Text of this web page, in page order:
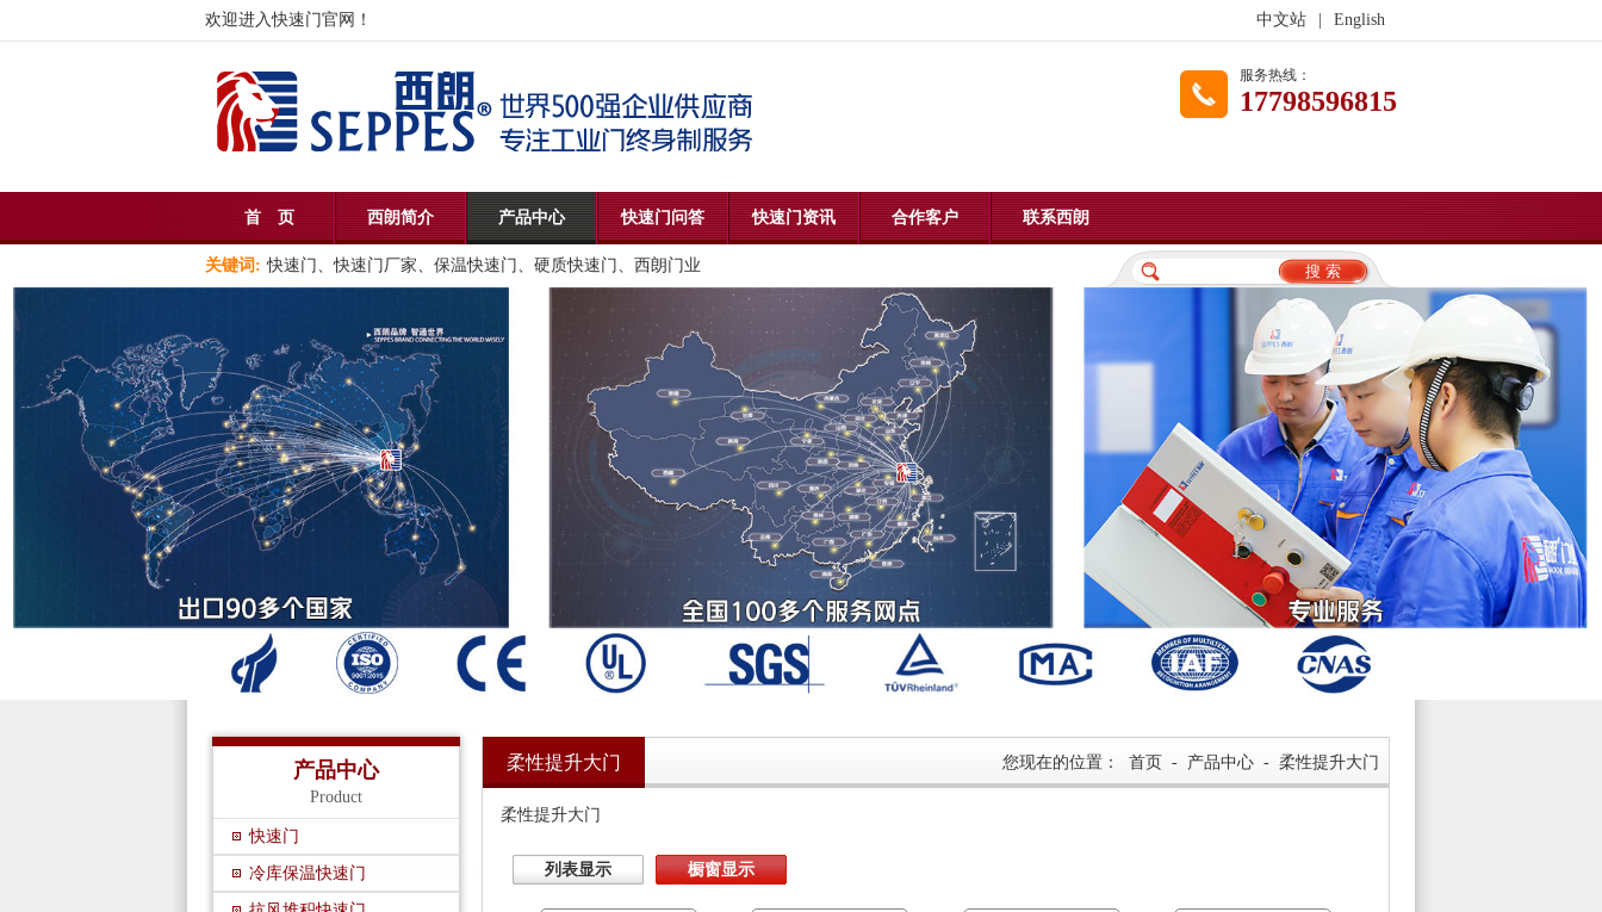
中文站 English
欢迎进入快速门官网！
服务热线：
17798596815
首 页 西朗简介 产品中心 快速门问答 快速门资讯 合作客户 联系西朗
关键词: 快速门、快速门厂家、保温快速门、硬质快速门、西朗门业
产品中心
Product
快速门
冷库保温快速门
柔性提升大门 您现在的位置： 首页 - 产品中心 - 柔性提升大门
柔性提升大门
列表显示 橱窗显示